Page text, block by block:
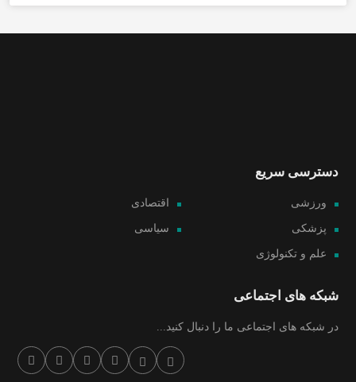
دسترسی سریع
ورزشی اقتصادی
پزشکی سیاسی
علم و تکنولوژی
شبکه های اجتماعی
در شبکه های اجتماعی ما را دنبال کنید...